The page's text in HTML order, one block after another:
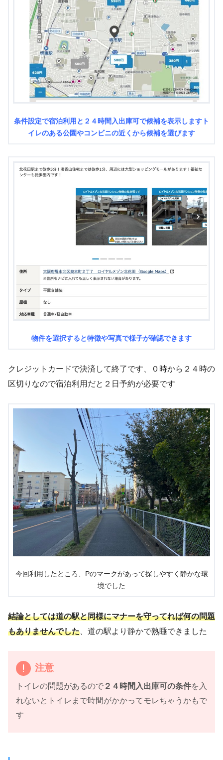
条件設定で宿泊利用と２４時間入出庫可で候補を表示しますト
イレのある公園やコンビニの近くから候補を選びます
物件を選択すると特徴や写真で様子が確認できます
クレジットカードで決済して終了です、０時から２４時の
区切りなので宿泊利用だと２日予約が必要です
今回利用したところ、Pのマークがあって探しやすく静かな環
境でした
結論としては道の駅と同様にマナーを守ってれば何の問題
もありませんでした 、道の駅より静かで熟睡できました
注意
トイレの問題があるので ２４時間入出庫可の条件を入
れないとトイレまで時間がかかってモレちゃうかもで
す